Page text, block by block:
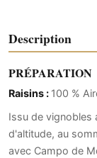
Description
PRÉPARATION
Raisins : 100 %
Issu de vignobles
d'altitude, au
avec Campo de